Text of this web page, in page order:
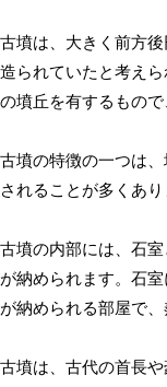
古墳は、大きく前方
造られていたと考え
の墳丘を有するもの
古墳の特徴の一つは
されることが多くあ
古墳の内部には、石
が納められます。石
が納められる部屋で
古墳は、古代の首長